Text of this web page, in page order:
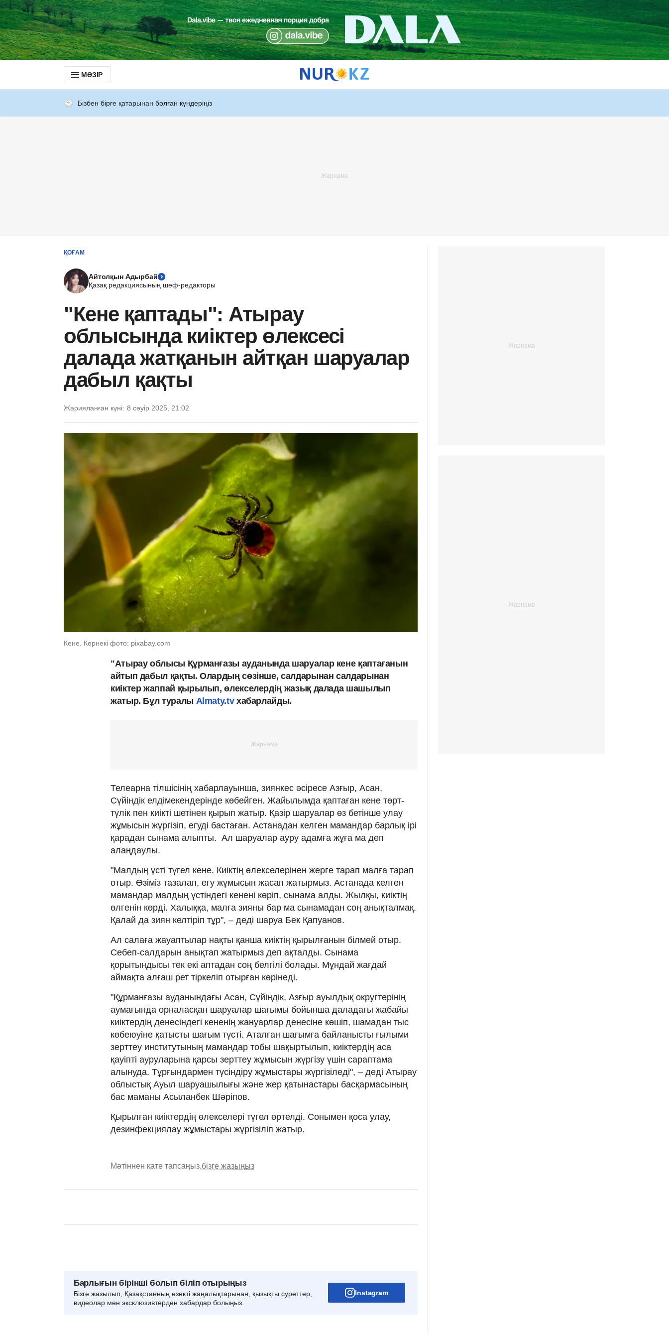
МӘЗІР
Бізбен бірге қатарынан болған күндеріңіз
ҚОҒАМ
Айтолқын Адырбай
Қазақ редакциясының шеф-редакторы
"Кене қаптады": Атырау
облысында киіктер өлексесі
далада жатқанын айтқан шаруалар
дабыл қақты
Жарияланған күні: 8 сәуір 2025, 21:02
Кене. Көрнекі фото: pixabay.com
"Атырау облысы Құрманғазы ауданында шаруалар кене қаптағанын
айтып дабыл қақты. Олардың сөзінше, салдарынан салдарынан
киіктер жаппай қырылып, өлекселердің жазық далада шашылып
жатыр. Бұл туралы Almaty.tvхабарлайды.
Телеарна тілшісінің хабарлауынша, зиянкес әсіресе Азғыр, Асан,
Сүйіндік елдімекендерінде көбейген. Жайылымда қаптаған кене төрт-
түлік пен киікті шетінен қырып жатыр. Қазір шаруалар өз бетінше улау
жұмысын жүргізіп, егуді бастаған. Астанадан келген мамандар барлық ірі
қарадан сынама алыпты. Ал шаруалар ауру адамға жұға ма деп
алаңдаулы.
"Малдың үсті түгел кене. Киіктің өлекселерінен жерге тарап малға тарап
отыр. Өзіміз тазалап, егу жұмысын жасап жатырмыз. Астанада келген
мамандар малдың үстіндегі кенені көріп, сынама алды. Жылқы, киіктің
өлгенін көрді. Халыққа, малға зияны бар ма сынамадан соң анықталмақ.
Қалай да зиян келтіріп тұр", – деді шаруа Бек Қапуанов.
Ал салаға жауаптылар нақты қанша киіктің қырылғанын білмей отыр.
Себеп-салдарын анықтап жатырмыз деп ақталды. Сынама
қорытындысы тек екі аптадан соң белгілі болады. Мұндай жағдай
аймақта алғаш рет тіркеліп отырған көрінеді.
"Құрманғазы ауданындағы Асан, Сүйіндік, Азғыр ауылдық округтерінің
аумағында орналасқан шаруалар шағымы бойынша даладағы жабайы
киіктердің денесіндегі кененің жануарлар денесіне көшіп, шамадан тыс
көбеюуіне қатысты шағым түсті. Аталған шағымға байланысты ғылыми
зерттеу институтының мамандар тобы шақыртылып, киіктердің аса
қауіпті ауруларына қарсы зерттеу жұмысын жүргізу үшін сараптама
алынуда. Тұрғындармен түсіндіру жұмыстары жүргізіледі", – деді Атырау
облыстық Ауыл шаруашылығы және жер қатынастары басқармасының
бас маманы Асыланбек Шәріпов.
Қырылған киіктердің өлекселері түгел өртелді. Сонымен қоса улау,
дезинфекциялау жұмыстары жүргізіліп жатыр.
Мәтіннен қате тапсаңыз,бізге жазыңыз
Барлығын бірінші болып біліп отырыңыз
Бізге жазылып, Қазақстанның өзекті жаңалықтарынан, қызықты суреттер,
видеолар мен эксклюзивтерден хабардар болыңыз.
Instagram